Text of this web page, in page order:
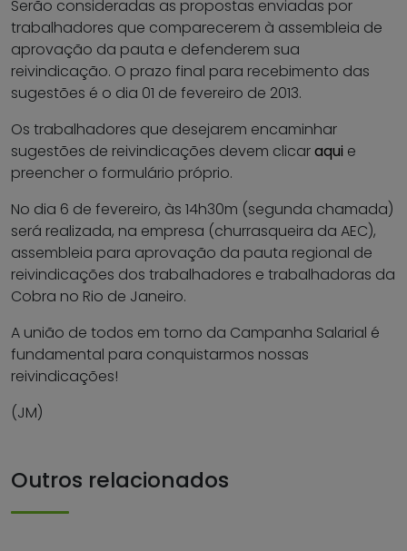
Serão consideradas as propostas enviadas por
trabalhadores que comparecerem à assembleia de
aprovação da pauta e defenderem sua
reivindicação. O prazo final para recebimento das
sugestões é o dia 01 de fevereiro de 2013.
Os trabalhadores que desejarem encaminhar
sugestões de reivindicações devem clicaraqui e
preencher o formulário próprio.
No dia 6 de fevereiro, às 14h30m (segunda chamada)
será realizada, na empresa (churrasqueira da AEC),
assembleia para aprovação da pauta regional de
reivindicações dos trabalhadores e trabalhadoras da
Cobra no Rio de Janeiro.
A união de todos em torno da Campanha Salarial é
fundamental para conquistarmos nossas
reivindicações!
(JM)
Outros relacionados